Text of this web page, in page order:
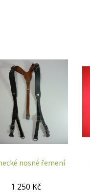
nosné řemení
1 250 Kč